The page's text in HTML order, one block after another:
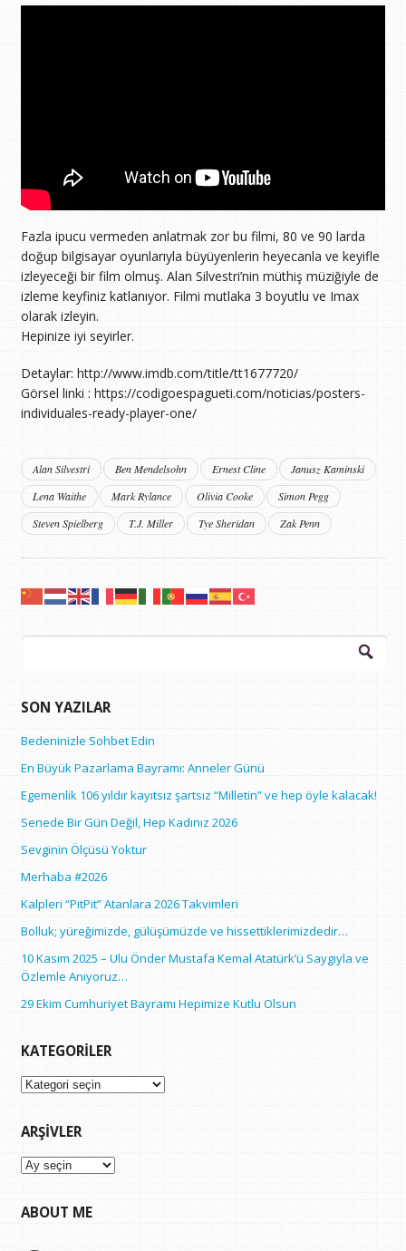
Fazla ipucu vermeden anlatmak zor bu filmi, 80 ve 90 larda
doğup bilgisayar oyunlarıyla büyüyenlerin heyecanla ve keyifle
izleyeceği bir film olmuş. Alan Silvestri’nin müthiş müziğiyle de
izleme keyfiniz katlanıyor. Filmi mutlaka 3 boyutlu ve Imax
olarak izleyin.
Hepinize iyi seyirler.
Detaylar: http://www.imdb.com/title/tt1677720/
Görsel linki : https://codigoespagueti.com/noticias/posters-
individuales-ready-player-one/
Alan Silvestri Ben Mendelsohn Ernest Cline
Janusz Kaminski
Lena Waithe
Mark Rylance Olivia Cooke
Simon Pegg
Steven Spielberg
T.J. Miller Tye Sheridan Zak Penn
Arama:
SON YAZILAR
Bedeninizle Sohbet Edin
En Büyük Pazarlama Bayramı: Anneler Günü
Egemenlik 106 yıldır kayıtsız şartsız “Milletin” ve hep öyle kalacak!
Senede Bir Gün Değil, Hep Kadınız 2026
Sevginin Ölçüsü Yoktur
Merhaba #2026
Kalpleri “PitPit” Atanlara 2026 Takvimleri
Bolluk; yüreğimizde, gülüşümüzde ve hissettiklerimizdedir…
10 Kasım 2025 – Ulu Önder Mustafa Kemal Atatürk’ü Saygıyla ve
Özlemle Anıyoruz…
29 Ekim Cumhuriyet Bayramı Hepimize Kutlu Olsun
KATEGORILER
Kategoriler
ARŞIVLER
Arşivler
ABOUT ME